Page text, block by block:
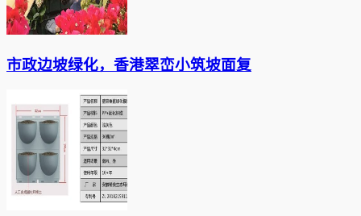
市政边坡绿化，香港翠峦小筑坡面复